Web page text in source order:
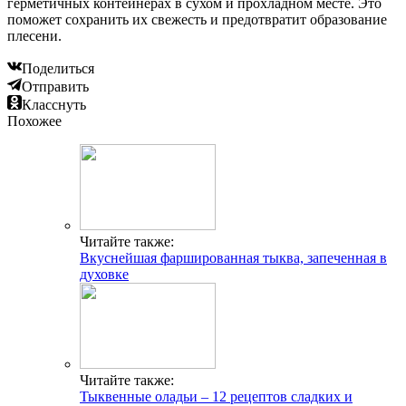
поможет сохранить их свежесть и предотвратит образование
плесени.
Поделиться
Отправить
Класснуть
Похожее
Читайте также:
Вкуснейшая фаршированная тыква, запеченная в
духовке
Читайте также:
Тыквенные оладьи – 12 рецептов сладких и